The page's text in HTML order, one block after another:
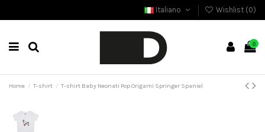
Italiano Wishlist (0)
0
Home T-shirt T-shirt Baby Neonati Pop Origami Springer Spaniel